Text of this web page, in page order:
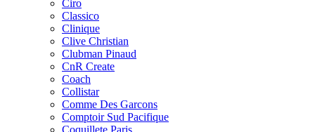
Ciro
Classico
Clinique
Clive Christian
Clubman Pinaud
CnR Create
Coach
Collistar
Comme Des Garcons
Comptoir Sud Pacifique
Coquillete Paris